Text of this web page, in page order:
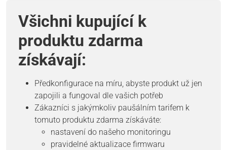
Všichni kupující k
produktu zdarma
získávají:
Předkonfigurace na míru, abyste produkt už jen
zapojili a fungoval dle vašich potřeb
Zákazníci s jakýmkoliv paušálním tarifem k
tomuto produktu zdarma získáváte:
nastavení do našeho monitoringu
pravidelné aktualizace firmwaru